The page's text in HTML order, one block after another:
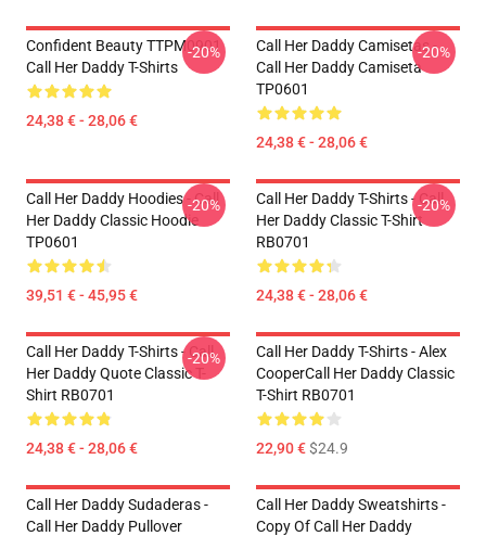
Confident Beauty TTPM0901
Call Her Daddy T-Shirts
24,38 € - 28,06 €
-20%
Call Her Daddy Camisetas -
Call Her Daddy Camiseta
TP0601
24,38 € - 28,06 €
-20%
Call Her Daddy Hoodies - Call
Her Daddy Classic Hoodie
TP0601
39,51 € - 45,95 €
-20%
Call Her Daddy T-Shirts - Call
Her Daddy Classic T-Shirt
RB0701
24,38 € - 28,06 €
-20%
Call Her Daddy T-Shirts - Call
Her Daddy Quote Classic T-
Shirt RB0701
24,38 € - 28,06 €
-20%
Call Her Daddy T-Shirts - Alex
CooperCall Her Daddy Classic
T-Shirt RB0701
22,90 €$24.9
Call Her Daddy Sudaderas -
Call Her Daddy Pullover
Call Her Daddy Sweatshirts -
Copy Of Call Her Daddy